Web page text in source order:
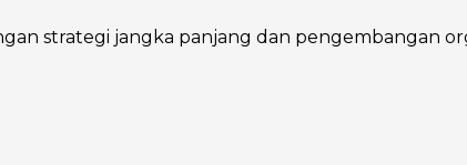
strategi jangka panjang dan pengembangan